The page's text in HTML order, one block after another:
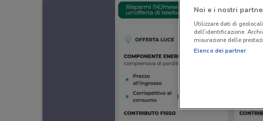
Noi e i nostri
Utilizzare dati di
dell’identificazione.
misurazione delle
Elenco dei partner